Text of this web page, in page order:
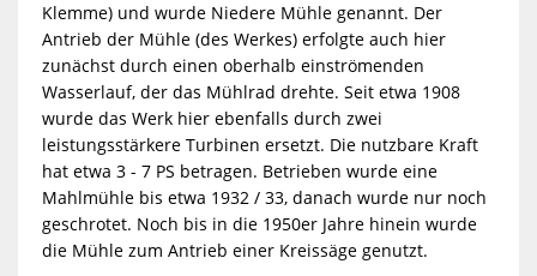
Klemme) und wurde Niedere Mühle genannt. Der
Antrieb der Mühle (des Werkes) erfolgte auch hier
zunächst durch einen oberhalb einströmenden
Wasserlauf, der das Mühlrad drehte. Seit etwa 1908
wurde das Werk hier ebenfalls durch zwei
leistungsstärkere Turbinen ersetzt. Die nutzbare Kraft
hat etwa 3 - 7 PS betragen. Betrieben wurde eine
Mahlmühle bis etwa 1932 / 33, danach wurde nur noch
geschrotet. Noch bis in die 1950er Jahre hinein wurde
die Mühle zum Antrieb einer Kreissäge genutzt.